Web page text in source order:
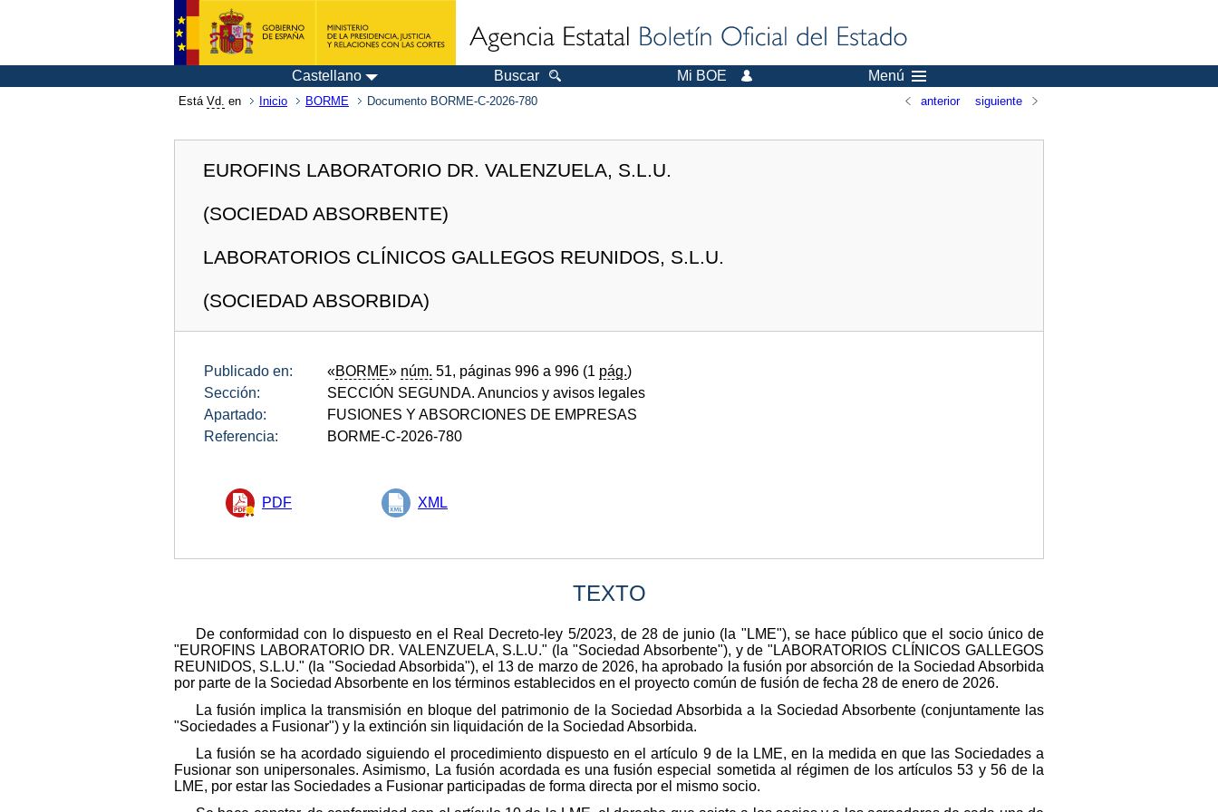
Castellano Buscar Mi BOE Menú
Está Vd. en Inicio BORME Documento BORME-C-2026-780 anterior siguiente
EUROFINS LABORATORIO DR. VALENZUELA, S.L.U.
(SOCIEDAD ABSORBENTE)
LABORATORIOS CLÍNICOS GALLEGOS REUNIDOS, S.L.U.
(SOCIEDAD ABSORBIDA)
Publicado en: «BORME» núm. 51, páginas 996 a 996 (1 pág.)
Sección:
SECCIÓN SEGUNDA. Anuncios y avisos legales
Apartado:
FUSIONES Y ABSORCIONES DE EMPRESAS
Referencia:
BORME-C-2026-780
PDF XML
TEXTO
De conformidad con lo dispuesto en el Real Decreto-ley 5/2023, de 28 de junio (la "LME"), se hace público que el socio único de
"EUROFINS LABORATORIO DR. VALENZUELA, S.L.U." (la "Sociedad Absorbente"), y de "LABORATORIOS CLÍNICOS GALLEGOS
REUNIDOS, S.L.U." (la "Sociedad Absorbida"), el 13 de marzo de 2026, ha aprobado la fusión por absorción de la Sociedad Absorbida
por parte de la Sociedad Absorbente en los términos establecidos en el proyecto común de fusión de fecha 28 de enero de 2026.
La fusión implica la transmisión en bloque del patrimonio de la Sociedad Absorbida a la Sociedad Absorbente (conjuntamente las
"Sociedades a Fusionar") y la extinción sin liquidación de la Sociedad Absorbida.
La fusión se ha acordado siguiendo el procedimiento dispuesto en el artículo 9 de la LME, en la medida en que las Sociedades a
Fusionar son unipersonales. Asimismo, La fusión acordada es una fusión especial sometida al régimen de los artículos 53 y 56 de la
LME, por estar las Sociedades a Fusionar participadas de forma directa por el mismo socio.